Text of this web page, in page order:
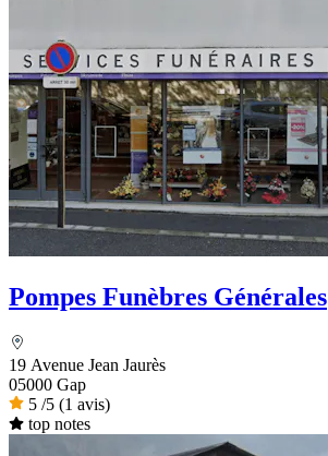
Pompes Funèbres Générales
19 Avenue Jean Jaurès
05000 Gap
5 /5 (1 avis)
top notes